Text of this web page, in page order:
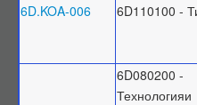
Санадҳои номенклатурӣ
Номенклатураи
Таснифоти PhD
Феҳристи мувофиқати
6D.KOA-006 6D110100 -
6D080200 -
Технологияи